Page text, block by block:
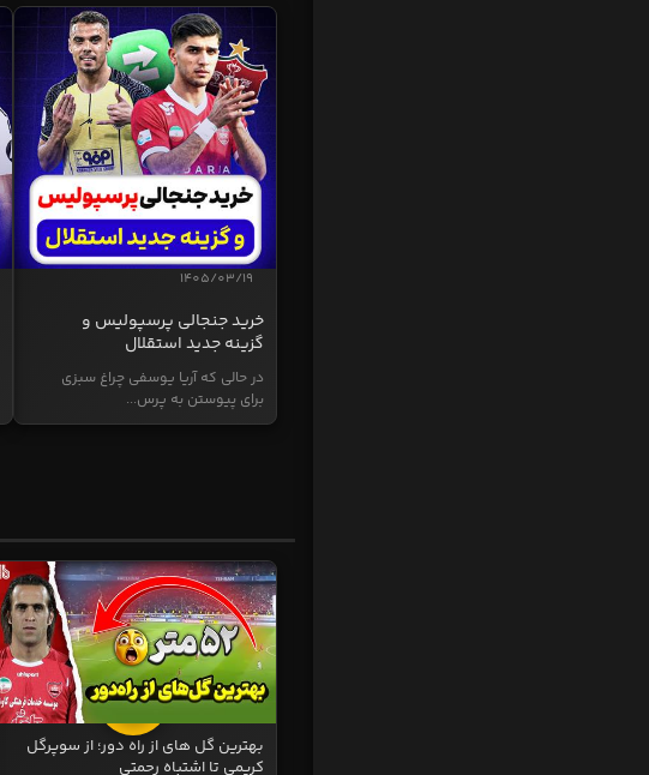
1405/03/19
خرید جنجالی پرسپولیس و
گزینه جدید استقلال
در حالی که آریا یوسفی چراغ سبزی
برای پیوستن به پرس...
بهترین گل های از راه دور؛ از سوپرگل
کریمی تا اشتباه رحمتی